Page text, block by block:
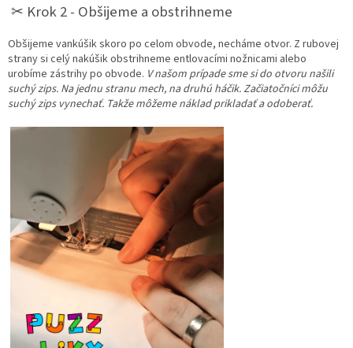
✂︎ Krok 2 - Obšijeme a obstrihneme
Obšijeme vankúšik skoro po celom obvode, necháme otvor. Z rubovej
strany si celý nakúšik obstrihneme entlovacími nožnicami alebo
urobíme zástrihy po obvode. V našom prípade sme si do otvoru našili
suchý zips. Na jednu stranu mech, na druhú háčik. Začiatočníci môžu
suchý zips vynechať. Takže môžeme náklad prikladať a odoberať.